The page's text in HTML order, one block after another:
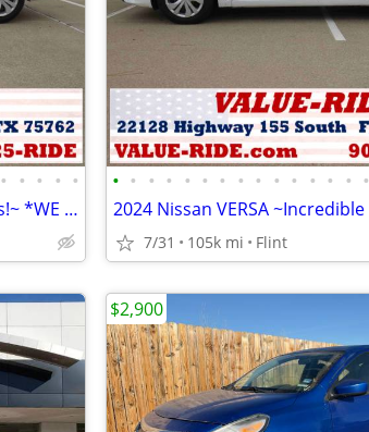
• • • • •
2024 Nissan VERSA ~Incredible MPG's!~ *WE FINANCE*
• • • • • • • • • • • • • • •
7/31 105k mi Flint
$2,900